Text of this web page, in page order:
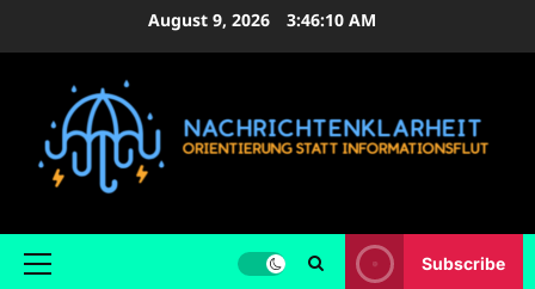
August 9, 2026 3:46:11 AM
Primary
Subscribe